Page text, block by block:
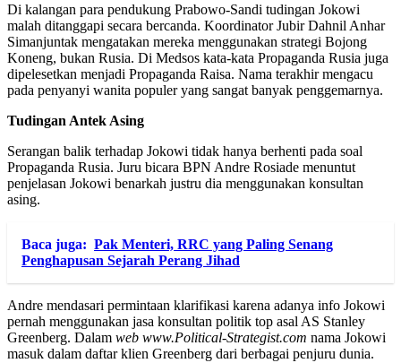
Di kalangan para pendukung Prabowo-Sandi tudingan Jokowi
malah ditanggapi secara bercanda. Koordinator Jubir Dahnil Anhar
Simanjuntak mengatakan mereka menggunakan strategi Bojong
Koneng, bukan Rusia. Di Medsos kata-kata Propaganda Rusia juga
dipelesetkan menjadi Propaganda Raisa. Nama terakhir mengacu
pada penyanyi wanita populer yang sangat banyak penggemarnya.
Tudingan Antek Asing
Serangan balik terhadap Jokowi tidak hanya berhenti pada soal
Propaganda Rusia. Juru bicara BPN Andre Rosiade menuntut
penjelasan Jokowi benarkah justru dia menggunakan konsultan
asing.
Baca juga: Pak Menteri, RRC yang Paling Senang
Penghapusan Sejarah Perang Jihad
Andre mendasari permintaan klarifikasi karena adanya info Jokowi
pernah menggunakan jasa konsultan politik top asal AS Stanley
Greenberg. Dalam web www.Political-Strategist.com nama Jokowi
masuk dalam daftar klien Greenberg dari berbagai penjuru dunia.